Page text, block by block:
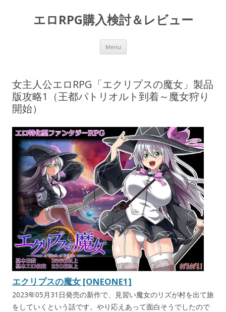
エロRPG購入検討＆レビュー
Menu Skip to content
女主人公エロRPG「エクリプスの魔女」製品
版攻略1（王都パトリオルト到着～魔女狩り
開始）
エクリプスの魔女 [ONEONE1]
2023年05月31日発売の新作で、見習い魔女のリズが村を出て旅
をしていくという話です。やり応えあって面白そうでしたので